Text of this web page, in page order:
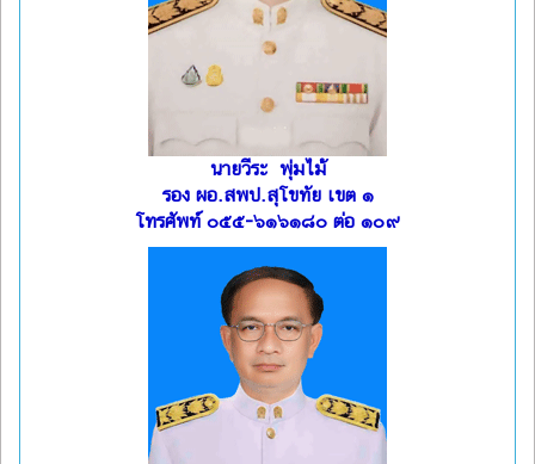
นายวีระ พุ่มไม้
รอง ผอ.สพป.สุโขทัย เขต ๑
โทรศัพท์ ๐๕๕-๖๑๖๑๘๐ ต่อ ๑๐๙